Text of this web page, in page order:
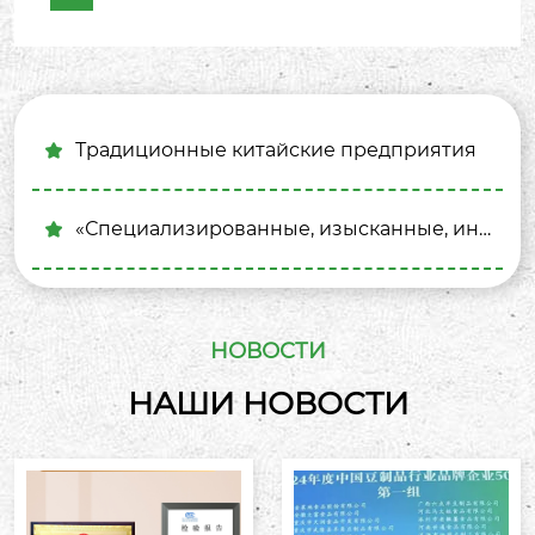
своего основного продукта, глубоко изучила
культуру байю, унаследовала эту древнюю
технику, успешно расшифровала и перенесла
основные секреты бренда сушеных бобов из
 Традиционные китайские предприятия

«Специализированные, изысканные, ин
НОВОСТИ
НАШИ НОВОСТИ